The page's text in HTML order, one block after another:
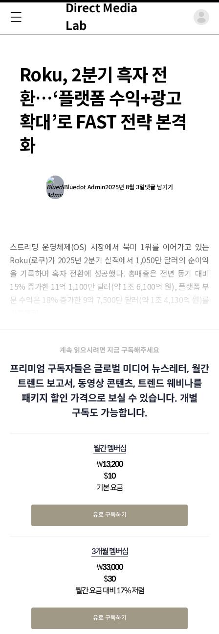
Direct Media
Lab
Roku, 2분기 흑자 전
환…‘플랫폼 수익+광고
확대’로 FAST 전략 본격
화
Bluedot Admin2025년 8월 3일댓글 남기기
스트리밍 운영체제(OS) 시장에서 북미 1위를 이어가고 있는
Roku(로쿠)가 2025년 2분기 실적에서 1,050만 달러의 순이익
을 기록하며 흑자 전환에 성공했다. 총매출은 전년 동기 대비
15% 증가한 11억 1,100만 달러(약 1조 6,100억 원), 플랫폼 부
문 수익은 18% 증가한 9억 7,500만 달러(약 1조 4,130억 원)를
계속 읽으시려면 지금 구독해주세요
프리미엄 구독자들은 글로벌 미디어 뉴스레터, 월간
트렌드 보고서, 동영상 콘텐츠, 트렌드 웨비나를
패키지 할인 가격으로 보실 수 있습니다. 개별
구독도 가능합니다.
월간 멤버십
₩13,200
$10
기본 요금
유료 구독하기
3개월 멤버십
₩33,000
$30
월간 요금 대비 17% 저렴
유료 구독하기